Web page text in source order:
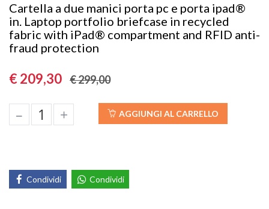
Cartella a due manici porta pc e porta ipad®
in. Laptop portfolio briefcase in recycled
fabric with iPad® compartment and RFID anti-
fraud protection
€ 209,30 € 299,00
– + AGGIUNGI AL CARRELLO
Condividi Condividi